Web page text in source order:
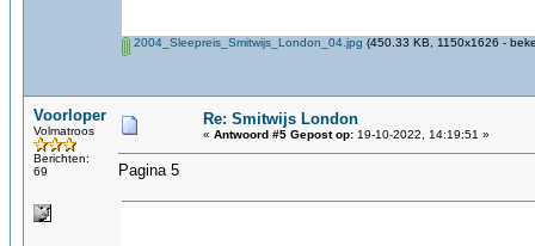
2004_Sleepreis_Smitwijs_London_04.jpg (450.33 KB, 1150x1626 -
Voorloper
Volmatroos
Berichten:
69
Re: Smitwijs London
« Antwoord #5 Gepost op: 19-10-2022, 14:19:51 »
Pagina 5